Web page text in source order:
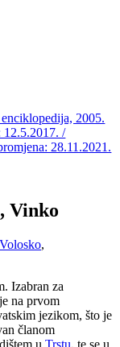
2005.
12.5.2017. /
28.11.2021.
Vinko
Volosko,
Izabran za
na prvom
jezikom, što je
članom
u Trstu, te se u